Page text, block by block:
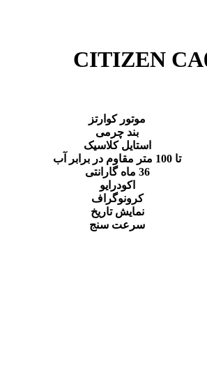
موتور کوارتز
بند چرمی
استایل کلاسیک
تا 100 متر مقاوم در برابر آب
36 ماه گارانتی
اکودرایو
کرونوگراف
نمایش تاریخ
سرعت سنج